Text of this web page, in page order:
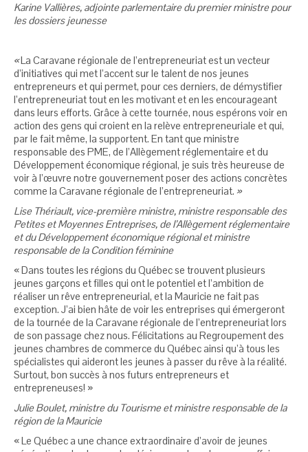
Karine Vallières, adjointe parlementaire du premier ministre pour
les dossiers jeunesse
«La Caravane régionale de l’entrepreneuriat est un vecteur
d’initiatives qui met l’accent sur le talent de nos jeunes
entrepreneurs et qui permet, pour ces derniers, de démystifier
l’entrepreneuriat tout en les motivant et en les encourageant
dans leurs efforts. Grâce à cette tournée, nous espérons voir en
action des gens qui croient en la relève entrepreneuriale et qui,
par le fait même, la supportent. En tant que ministre
responsable des PME, de l’Allègement réglementaire et du
Développement économique régional, je suis très heureuse de
voir à l’œuvre notre gouvernement poser des actions concrètes
comme la Caravane régionale de l’entrepreneuriat. »
Lise Thériault, vice-première ministre, ministre responsable des
Petites et Moyennes Entreprises, de l’Allègement réglementaire
et du Développement économique régional et ministre
responsable de la Condition féminine
« Dans toutes les régions du Québec se trouvent plusieurs
jeunes garçons et filles qui ont le potentiel et l’ambition de
réaliser un rêve entrepreneurial, et la Mauricie ne fait pas
exception. J’ai bien hâte de voir les entreprises qui émergeront
de la tournée de la Caravane régionale de l’entrepreneuriat lors
de son passage chez nous. Félicitations au Regroupement des
jeunes chambres de commerce du Québec ainsi qu’à tous les
spécialistes qui aideront les jeunes à passer du rêve à la réalité.
Surtout, bon succès à nos futurs entrepreneurs et
entrepreneuses! »
Julie Boulet, ministre du Tourisme et ministre responsable de la
région de la Mauricie
« Le Québec a une chance extraordinaire d’avoir de jeunes